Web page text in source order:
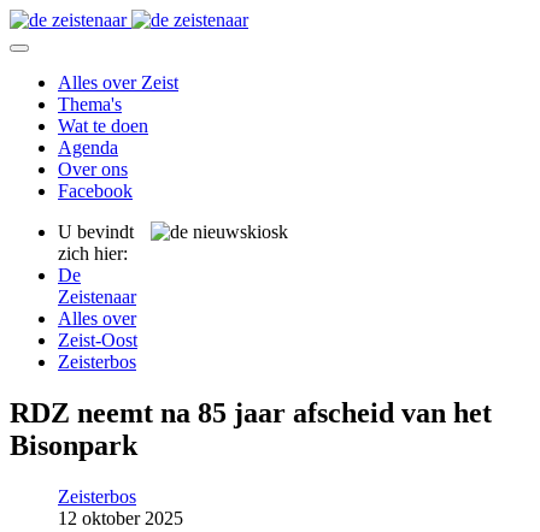
Alles over Zeist
Thema's
Wat te doen
Agenda
Over ons
Facebook
U bevindt
zich hier:
De
Zeistenaar
Alles over
Zeist-Oost
Zeisterbos
RDZ neemt na 85 jaar afscheid van het
Bisonpark
Zeisterbos
12 oktober 2025